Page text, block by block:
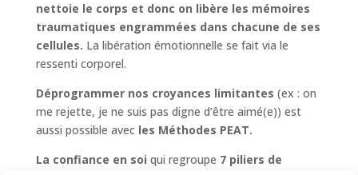
nettoie le corps et donc on libère les mémoires
traumatiques engrammées dans chacune de ses
cellules. La libération émotionnelle se fait via le
ressenti corporel.
Déprogrammer nos croyances limitantes (ex : on
me rejette, je ne suis pas digne d’être aimé(e)) est
aussi possible avecles Méthodes PEAT.
La confiance en soi qui regroupe 7 piliers de